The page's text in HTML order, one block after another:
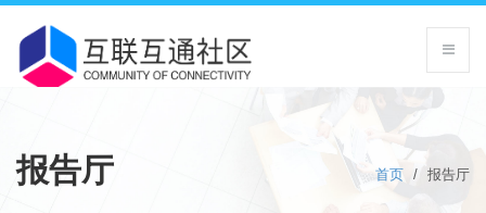
报告厅 首页 / 报告厅